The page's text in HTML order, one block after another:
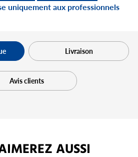
uniquement aux professionnels
Livraison
Avis clients
AUSSI